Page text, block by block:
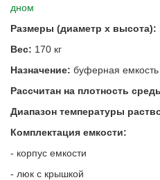
дном
Размеры (диаметр х высота):
Вес: 170 кг
Назначение: буферная емкость
Рассчитан на плотность
Диапазон температуры
Комплектация емкости:
- корпус емкости
- люк с крышкой